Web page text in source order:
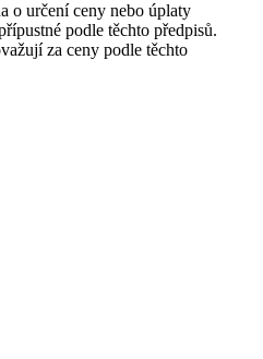
o určení ceny nebo úplaty
podle těchto předpisů.
za ceny podle těchto